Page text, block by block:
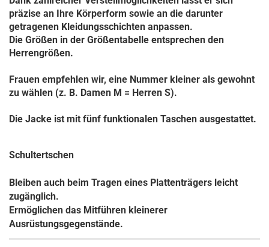
präzise an Ihre Körperform sowie an die darunter
getragenen Kleidungsschichten anpassen.
Die Größen in der Größentabelle entsprechen den
Herrengrößen.
Frauen empfehlen wir, eine Nummer kleiner als gewohnt
zu wählen (z. B. Damen M = Herren S).
Die Jacke ist mit fünf funktionalen Taschen ausgestattet.
Schultertschen
Bleiben auch beim Tragen eines Plattenträgers leicht
zugänglich.
Ermöglichen das Mitführen kleinerer
Ausrüstungsgegenstände.